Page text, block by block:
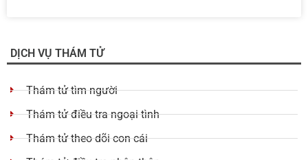
DỊCH VỤ THÁM TỬ
Thám tử tìm người
Thám tử điều tra ngoại tình
Thám tử theo dõi con cái